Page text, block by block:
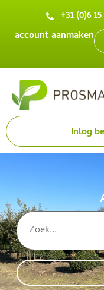
+31 (0)6
account aanmaken
Inlog